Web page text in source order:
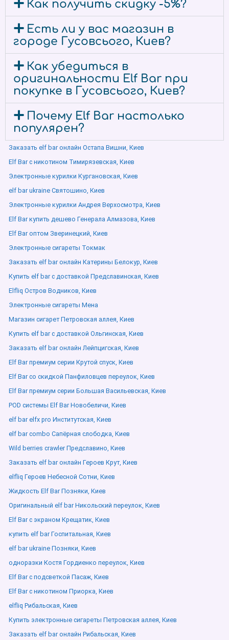
Как получить скидку -5%?
Есть ли у вас магазин в
городе Гусовсього, Киев?
Как убедиться в
оригинальности Elf Bar при
покупке в Гусовсього, Киев?
Почему Elf Bar настолько
популярен?
Заказать elf bar онлайн Остапа Вишни, Киев
Elf Bar с никотином Тимирязевская, Киев
Электронные курилки Кургановская, Киев
elf bar ukraine Святошино, Киев
Электронные курилки Андрея Верхосмотра, Киев
Elf Bar купить дешево Генерала Алмазова, Киев
Elf Bar оптом Зверинецкий, Киев
Электронные сигареты Токмак
Заказать elf bar онлайн Катерины Белокур, Киев
Купить elf bar с доставкой Предславинская, Киев
Elfliq Остров Водников, Киев
Электронные сигареты Мена
Магазин сигарет Петровская аллея, Киев
Купить elf bar с доставкой Ольгинская, Киев
Заказать elf bar онлайн Лейпцигская, Киев
Elf Bar премиум серии Крутой спуск, Киев
Elf Bar со скидкой Панфиловцев переулок, Киев
Elf Bar премиум серии Большая Васильевская, Киев
POD системы Elf Bar Новобеличи, Киев
elf bar elfx pro Институтская, Киев
elf bar combo Сапёрная слободка, Киев
Wild berries crawler Предславино, Киев
Заказать elf bar онлайн Героев Крут, Киев
elfliq Героев Небесной Сотни, Киев
Жидкость Elf Bar Позняки, Киев
Оригинальный elf bar Никольский переулок, Киев
Elf Bar с экраном Крещатик, Киев
купить elf bar Госпитальная, Киев
elf bar ukraine Позняки, Киев
одноразки Костя Гордиенко переулок, Киев
Elf Bar с подсветкой Пасаж, Киев
Elf Bar с никотином Приорка, Киев
elfliq Рибальская, Киев
Купить электронные сигареты Петровская аллея, Киев
Заказать elf bar онлайн Рибальская, Киев